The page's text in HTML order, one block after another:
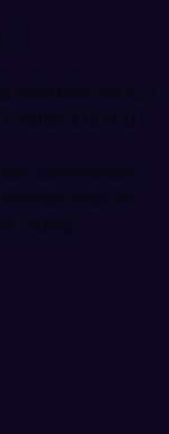
etkinlikleriniz için
₺15.000 –
sonatlardan
ve
muzigi